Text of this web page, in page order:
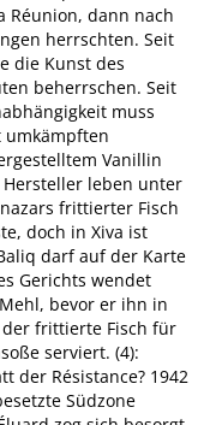
Réunion, dann nach
herrschten. Seit
die Kunst des
beherrschen. Seit
muss
umkämpften
Vanillin
leben unter
frittierter Fisch
doch in Xiva ist
darf auf der Karte
Gerichts wendet
bevor er ihn in
frittierte Fisch für
serviert. (4):
der Résistance? 1942
Südzone